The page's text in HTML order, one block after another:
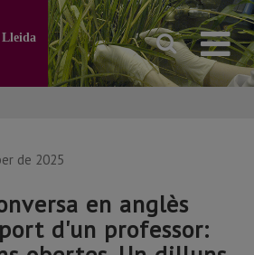
de 2025
en anglès
d'un professor: